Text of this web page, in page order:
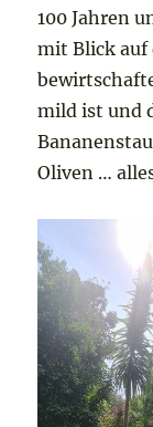
100 Jahren
mit Blick auf
mild ist und
Oliven …